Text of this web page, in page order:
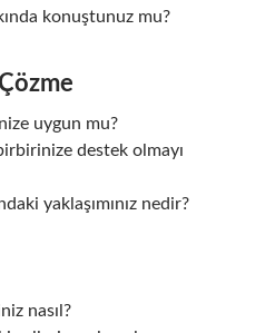
konuştunuz mu?
uygun mu?
destek olmayı
yaklaşımınız nedir?
nasıl?